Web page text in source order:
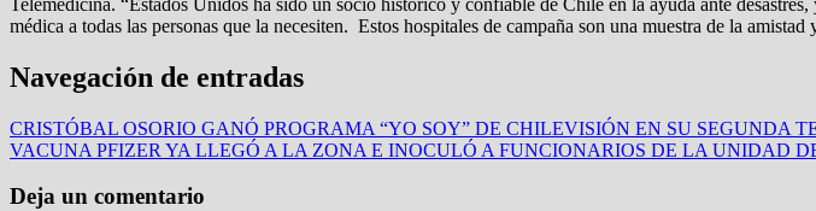
médica a todas las personas que la necesiten. Estos hospitales de campaña son una muestra de la
Navegación de entradas
CRISTÓBAL OSORIO GANÓ PROGRAMA “YO SOY” DE CHILEVISIÓN EN SU SEGUNDA
VACUNA PFIZER YA LLEGÓ A LA ZONA E INOCULÓ A FUNCIONARIOS DE LA UNIDAD
Deja un comentario